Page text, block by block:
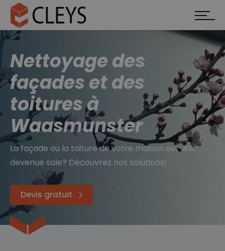
Nettoyage des
façades et des
toitures à
Waasmunster
La façade ou la toiture de votre maison est-elle
devenue sale? Découvrez nos solutions!
Devis gratuit